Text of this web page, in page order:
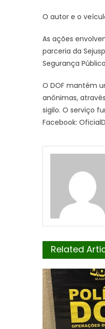
O autor e o
As ações
parceria da
Segurança
O DOF mantém
anônimas,
sigilo. O serviço
Facebook:
Related